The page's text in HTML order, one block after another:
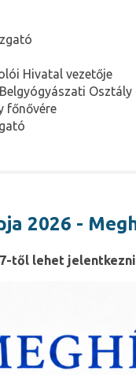
Hivatal vezetője
főnővére
2026 -
től lehet